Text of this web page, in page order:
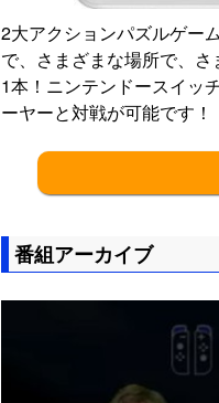
2大アクションパズルゲー
で、さまざまな場所で、
1本！ニンテンドースイッ
ーヤーと対戦が可能です！
番組アーカイブ